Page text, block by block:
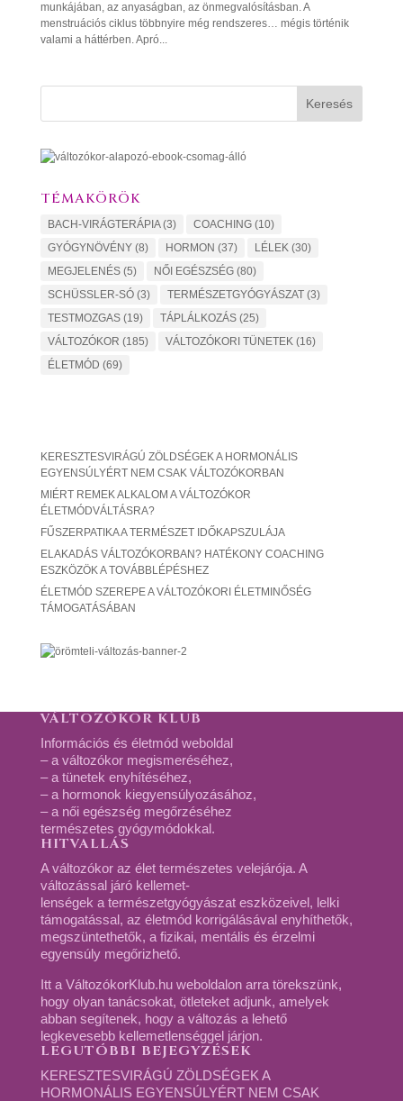
munkájában, az anyaságban, az önmegvalósításban. A
menstruációs ciklus többnyire még rendszeres… mégis történik
valami a háttérben. Apró...
Keresés
TÉMAKÖRÖK
BACH-VIRÁGTERÁPIA(3) COACHING(10)
GYÓGYNÖVÉNY(8) HORMON (37) LÉLEK(30)
MEGJELENÉS(5) NŐI EGÉSZSÉG(80)
SCHÜSSLER-SÓ(3) TERMÉSZETGYÓGYÁSZAT(3)
TESTMOZGAS(19) TÁPLÁLKOZÁS(25)
VÁLTOZÓKOR (185) VÁLTOZÓKORI TÜNETEK(16)
ÉLETMÓD (69)
KERESZTESVIRÁGÚ ZÖLDSÉGEK A HORMONÁLIS
EGYENSÚLYÉRT NEM CSAK VÁLTOZÓKORBAN
MIÉRT REMEK ALKALOM A VÁLTOZÓKOR
ÉLETMÓDVÁLTÁSRA?
FŰSZERPATIKA A TERMÉSZET IDŐKAPSZULÁJA
ELAKADÁS VÁLTOZÓKORBAN? HATÉKONY COACHING
ESZKÖZÖK A TOVÁBBLÉPÉSHEZ
ÉLETMÓD SZEREPE A VÁLTOZÓKORI ÉLETMINŐSÉG
TÁMOGATÁSÁBAN
VÁLTOZÓKOR KLUB
Információs és életmód weboldal
– a változókor megismeréséhez,
– a tünetek enyhítéséhez,
– a hormonok kiegyensúlyozásához,
– a női egészség megőrzéséhez
természetes gyógymódokkal.
HITVALLÁS
A változókor az élet természetes velejárója. A
változással járó kellemet-
lenségek a természetgyógyászat eszközeivel, lelki
támogatással, az életmód korrigálásával enyhíthetők,
megszüntethetők, a fizikai, mentális és érzelmi
egyensúly megőrizhető.
Itt a VáltozókorKlub.hu weboldalon arra törekszünk,
hogy olyan tanácsokat, ötleteket adjunk, amelyek
abban segítenek, hogy a változás a lehető
legkevesebb kellemetlenséggel járjon.
LEGUTÓBBI BEJEGYZÉSEK
KERESZTESVIRÁGÚ ZÖLDSÉGEK A
HORMONÁLIS EGYENSÚLYÉRT NEM CSAK